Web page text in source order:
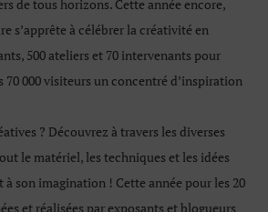
de tous horizons. Cette année encore,
s’apprête à célébrer la créativité en
500 ateliers et 70 intervenants pour
70 000 visiteurs un concentré d’inspiration
? Découvrez à travers les diverses
le matériel, les techniques et les idées
son imagination ! Cette année pour les 20
et réalisées par exposants et blogueurs